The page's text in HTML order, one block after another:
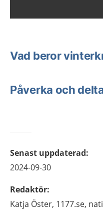
Vad beror
Påverka och
Senast uppdaterad:
2024-09-30
Redaktör:
Katja Öster, 1177.se,